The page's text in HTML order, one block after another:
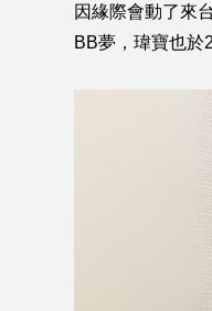
因緣際會動了來
BB夢，瑋寶也於